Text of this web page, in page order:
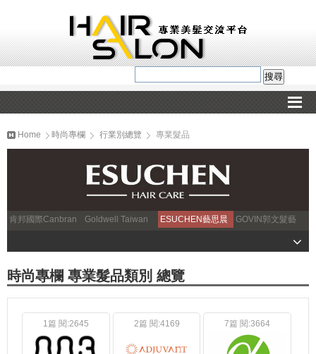
Home 時尚專欄 行業別總覽 專業髮品
肯邦國際Canbran Goldwell Taiwan ESUCHEN藝思晨 GOVIN郭文髮藝
時尚專欄 專業髮品類別 總覽
1篇 閱:2645 2篇 閱:4169 7篇 閱:3664